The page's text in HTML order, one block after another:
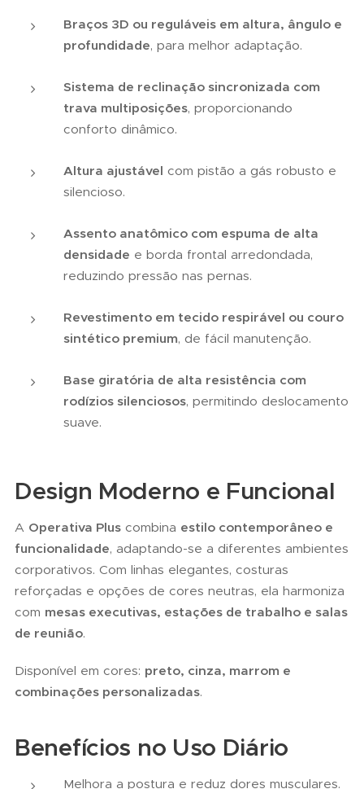
Braços 3D ou reguláveis em altura, ângulo e
profundidade, para melhor adaptação.
Sistema de reclinação sincronizada com
trava multiposições, proporcionando
conforto dinâmico.
Altura ajustável com pistão a gás robusto e
silencioso.
Assento anatômico com espuma de alta
densidade e borda frontal arredondada,
reduzindo pressão nas pernas.
Revestimento em tecido respirável ou couro
sintético premium, de fácil manutenção.
Base giratória de alta resistência com
rodízios silenciosos, permitindo deslocamento
suave.
Design Moderno e Funcional
A Operativa Plus combina estilo contemporâneo e
funcionalidade, adaptando-se a diferentes ambientes
corporativos. Com linhas elegantes, costuras
reforçadas e opções de cores neutras, ela harmoniza
com mesas executivas, estações de trabalho e salas
de reunião.
Disponível em cores: preto, cinza, marrom e
combinações personalizadas.
Benefícios no Uso Diário
Melhora a postura e reduz dores musculares.